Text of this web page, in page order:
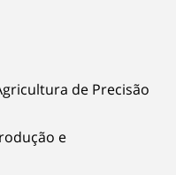
de Precisão
e